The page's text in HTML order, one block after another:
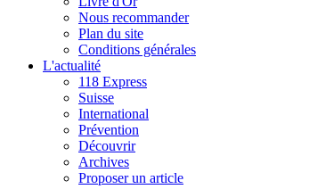
Nous recommander
Plan du site
Conditions générales
L'actualité
118 Express
Suisse
International
Prévention
Découvrir
Archives
Proposer un article